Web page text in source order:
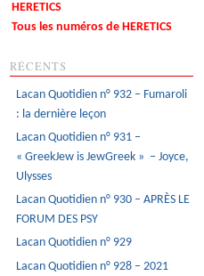
HERETICS
Tous les numéros de HERETICS
RÉCENTS
Lacan Quotidien n° 932 – Fumaroli
: la dernière leçon
Lacan Quotidien n° 931 –
« GreekJew is JewGreek » – Joyce,
Ulysses
Lacan Quotidien n° 930 – APRÈS LE
FORUM DES PSY
Lacan Quotidien n° 929
Lacan Quotidien n° 928 – 2021